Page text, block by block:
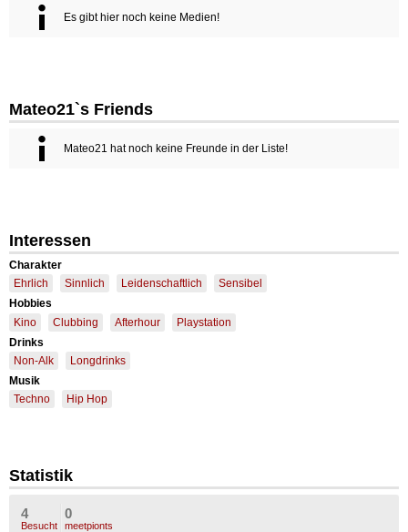
Es gibt hier noch keine Medien!
Mateo21`s Friends
Mateo21 hat noch keine Freunde in der Liste!
Interessen
Charakter
Ehrlich
Sinnlich Leidenschaftlich
Sensibel
Hobbies
Kino
Clubbing Afterhour
Playstation
Drinks
Non-Alk
Longdrinks
Musik
Techno
Hip Hop
Statistik
4
Besucht
0
meetpionts